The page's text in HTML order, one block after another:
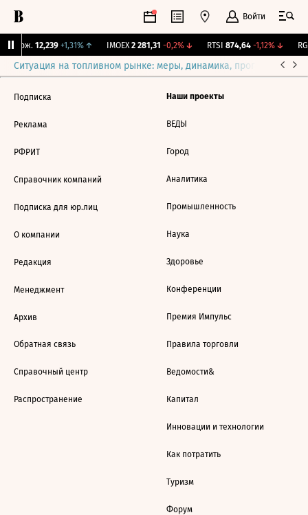
Войти
Бирж. 12,239 +1,31%↑ IMOEX 2 281,31 -0,2%↓ RTSI 874,64 -1,12%↓
Ситуация на топливном рынке: меры, динамика, прогнозы
Подписка
Реклама
РФРИТ
Справочник компаний
Подписка для юр.лиц
О компании
Редакция
Менеджмент
Архив
Обратная связь
Справочный центр
Распространение
Наши проекты
ВЕДЫ
Город
Аналитика
Промышленность
Наука
Здоровье
Конференции
Премия Импульс
Правила торговли
Ведомости&
Капитал
Инновации и технологии
Как потратить
Туризм
Форум